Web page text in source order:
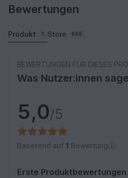
Bewertungen
Produkt 1 Store 696
BEWERTUNGEN FÜR DIESES
Was Nutzer:innen
5,0/5
Basierend auf 1 Bewertung
Erste Produktbewertungen